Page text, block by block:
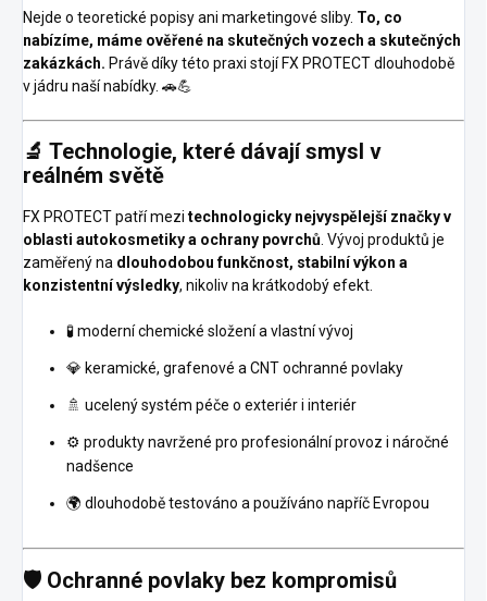
Nejde o teoretické popisy ani marketingové sliby. To, co
nabízíme, máme ověřené na skutečných vozech a skutečných
zakázkách. Právě díky této praxi stojí FX PROTECT dlouhodobě
v jádru naší nabídky. 🚗💪
🔬 Technologie, které dávají smysl v
reálném světě
FX PROTECT patří mezi technologicky nejvyspělejší značky v
oblasti autokosmetiky a ochrany povrchů . Vývoj produktů je
zaměřený na dlouhodobou funkčnost, stabilní výkon a
konzistentní výsledky, nikoliv na krátkodobý efekt.
🧪 moderní chemické složení a vlastní vývoj
💎 keramické, grafenové a CNT ochranné povlaky
🚿 ucelený systém péče o exteriér i interiér
⚙️ produkty navržené pro profesionální provoz i náročné
nadšence
🌍 dlouhodobě testováno a používáno napříč Evropou
🛡️ Ochranné povlaky bez kompromisů